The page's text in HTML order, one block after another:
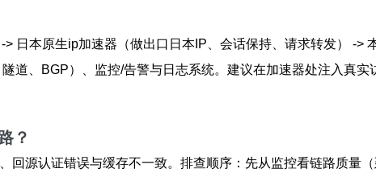
日本原生ip加速器（做出口日本IP、会话保持、请求转发） ->
道、BGP）、监控/告警与日志系统。建议在加速器处注入真
？
源认证错误与缓存不一致。排查顺序：先从监控看链路质量